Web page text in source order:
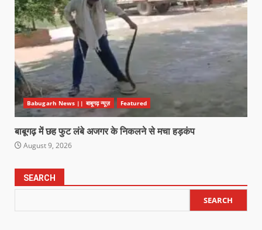
Babugarh News || बाबूगढ़ न्यूज़ Featured
बाबूगढ़ में छह फुट लंबे अजगर के निकलने से मचा हड़कंप
August 9, 2026
SEARCH
SEARCH